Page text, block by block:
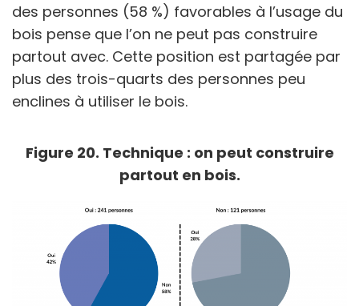
des personnes (58 %) favorables à l’usage du
bois pense que l’on ne peut pas construire
partout avec. Cette position est partagée par
plus des trois-quarts des personnes peu
enclines à utiliser le bois.
Figure 20. Technique : on peut construire
partout en bois.